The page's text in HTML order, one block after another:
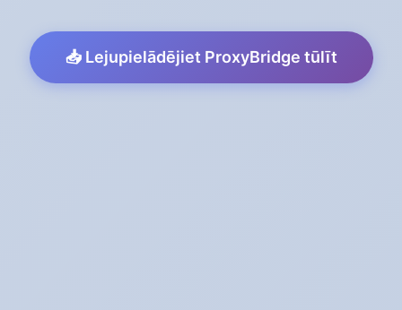
📥 Lejupielādējiet ProxyBridge tūlīt